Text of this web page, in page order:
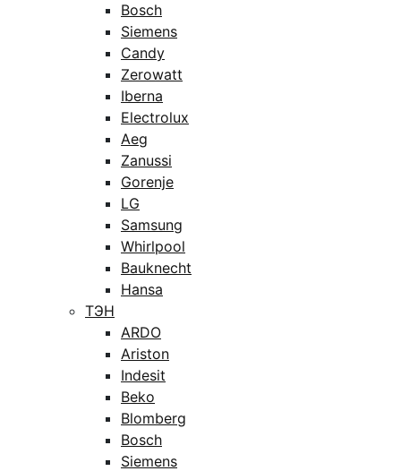
Bosch
Siemens
Candy
Zerowatt
Iberna
Electrolux
Aeg
Zanussi
Gorenje
LG
Samsung
Whirlpool
Bauknecht
Hansa
ТЭН
ARDO
Ariston
Indesit
Beko
Blomberg
Bosch
Siemens